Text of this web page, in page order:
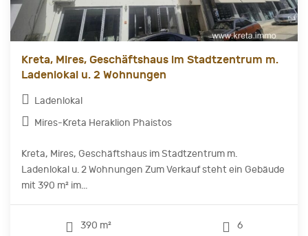
Kreta, Mires, Geschäftshaus im Stadtzentrum m.
Ladenlokal u. 2 Wohnungen
Ladenlokal
Mires-Kreta Heraklion Phaistos
Kreta, Mires, Geschäftshaus im Stadtzentrum m.
Ladenlokal u. 2 Wohnungen Zum Verkauf steht ein Gebäude
mit 390 m² im...
390 m² 6